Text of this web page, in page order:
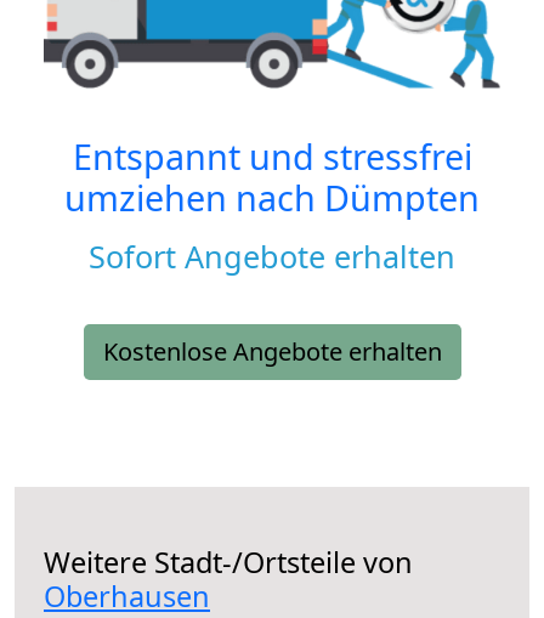
Entspannt und stressfrei
umziehen nach Dümpten
Sofort Angebote erhalten
Kostenlose Angebote erhalten
Weitere Stadt-/Ortsteile von
Oberhausen